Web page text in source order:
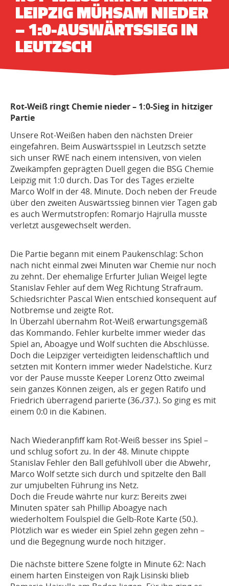
EIPZIG MÜHSAM NIEDER –
1:0-AUSWÄRTSSIEG IN L
EUTZSCH
Rot-Weiß ringt Chemie nieder – 1:0-Sieg in hitziger
Partie
Unsere Rot-Weißen haben den nächsten Dreier
eingefahren. Beim Auswärtsspiel in Leutzsch setzte
sich unser RWE nach einem intensiven, von vielen
Zweikämpfen geprägten Duell gegen die BSG Chemie
Leipzig mit 1:0 durch. Das Tor des Tages erzielte
Marco Wolf in der 48. Minute. Doch neben der Freude
über den zweiten Auswärtssieg binnen vier Tagen gab
es auch Wermutstropfen: Romarjo Hajrulla musste
verletzt ausgewechselt werden.
Die Partie begann mit einem Paukenschlag: Schon
nach nicht einmal zwei Minuten war Chemie nur noch
zu zehnt. Der ehemalige Erfurter Julian Weigel legte
Stanislav Fehler auf dem Weg Richtung Strafraum.
Schiedsrichter Pascal Wien entschied konsequent auf
Notbremse und zeigte Rot.
In Überzahl übernahm Rot-Weiß erwartungsgemäß
das Kommando. Fehler kurbelte immer wieder das
Spiel an, Aboagye und Wolf suchten die Abschlüsse.
Doch die Leipziger verteidigten leidenschaftlich und
setzten mit Kontern immer wieder Nadelstiche. Kurz
vor der Pause musste Keeper Lorenz Otto zweimal
sein ganzes Können zeigen, als er gegen Ratifo und
Friedrich überragend parierte (36./37.). So ging es mit
einem 0:0 in die Kabinen.
Nach Wiederanpfiff kam Rot-Weiß besser ins Spiel –
und schlug sofort zu. In der 48. Minute chippte
Stanislav Fehler den Ball gefühlvoll über die Abwehr,
Marco Wolf setzte sich durch und spitzelte den Ball
zur umjubelten Führung ins Netz.
Doch die Freude währte nur kurz: Bereits zwei
Minuten später sah Phillip Aboagye nach
wiederholtem Foulspiel die Gelb-Rote Karte (50.).
Plötzlich war es wieder ein Spiel zehn gegen zehn –
und die Begegnung wurde noch hitziger.
Die nächste bittere Szene folgte in Minute 62: Nach
einem harten Einsteigen von Rajk Lisinski blieb